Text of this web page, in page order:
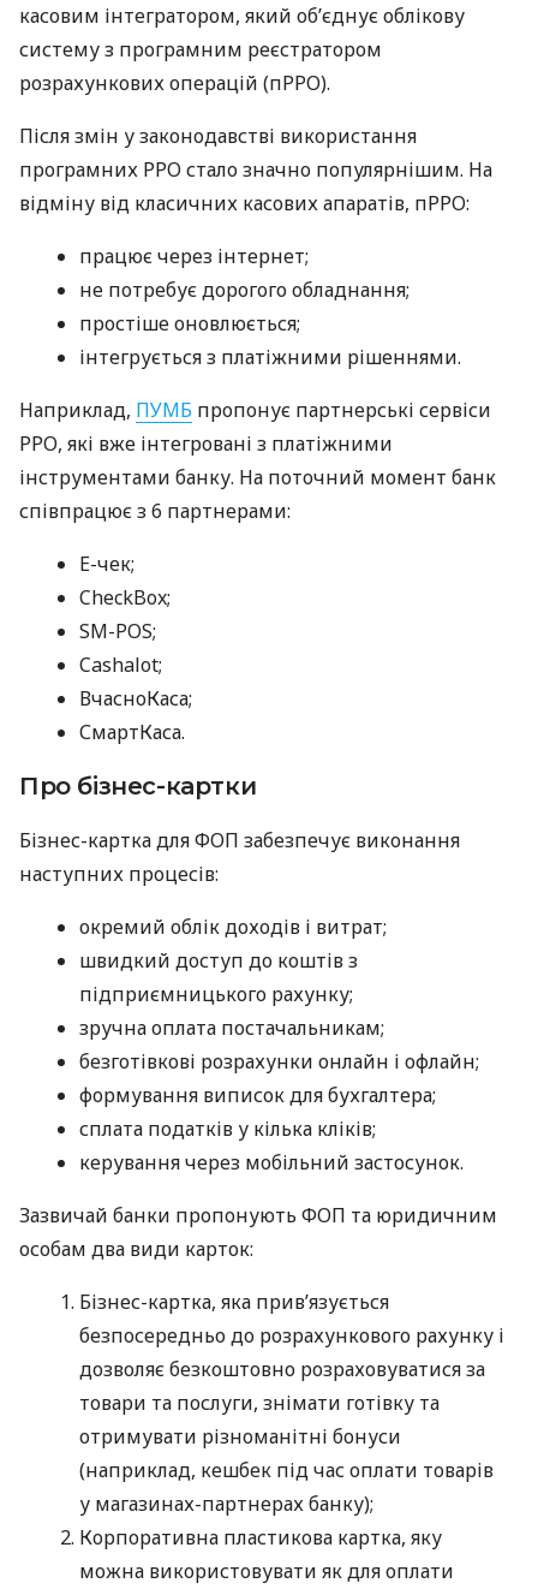
касовим інтегратором, який об’єднує облікову
систему з програмним реєстратором
розрахункових операцій (пРРО).
Після змін у законодавстві використання
програмних РРО стало значно популярнішим. На
відміну від класичних касових апаратів, пРРО:
працює через інтернет;
не потребує дорогого обладнання;
простіше оновлюється;
інтегрується з платіжними рішеннями.
Наприклад, ПУМБ пропонує партнерські сервіси
РРО, які вже інтегровані з платіжними
інструментами банку. На поточний момент банк
співпрацює з 6 партнерами:
E-чек;
CheckBox;
SM-POS;
Cashalot;
ВчасноКаса;
СмартКаса.
Про бізнес-картки
Бізнес-картка для ФОП забезпечує виконання
наступних процесів:
окремий облік доходів і витрат;
швидкий доступ до коштів з
підприємницького рахунку;
зручна оплата постачальникам;
безготівкові розрахунки онлайн і офлайн;
формування виписок для бухгалтера;
сплата податків у кілька кліків;
керування через мобільний застосунок.
Зазвичай банки пропонують ФОП та юридичним
особам два види карток:
Бізнес-картка, яка прив’язується
безпосередньо до розрахункового рахунку і
дозволяє безкоштовно розраховуватися за
товари та послуги, знімати готівку та
отримувати різноманітні бонуси
(наприклад, кешбек під час оплати товарів
у магазинах-партнерах банку);
Корпоративна пластикова картка, яку
можна використовувати як для оплати